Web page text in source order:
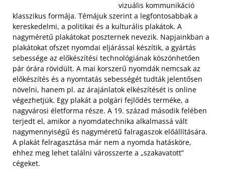
vizuális kommunikáció
klasszikus formája. Témájuk szerint a legfontosabbak a
kereskedelmi, a politikai és a kulturális plakátok. A
nagyméretű plakátokat poszternek nevezik. Napjainkban a
plakátokat ofszet nyomdai eljárással készítik, a gyártás
sebessége az előkészítési technológiának köszönhetően
pár órára rövidült. A mai korszerű nyomdák nemcsak az
előkészítés és a nyomtatás sebességét tudták jelentősen
növelni, hanem pl. az árajánlatok elkészítését is online
végezhetjük. Egy plakát a polgári fejlődés terméke, a
nagyvárosi életforma része. A 19. század második felében
terjedt el, amikor a nyomdatechnika alkalmassá vált
nagymennyiségű és nagyméretű falragaszok előállítására.
A plakát felragasztása már nem a nyomda hatásköre,
ehhez meg lehet találni városszerte a „szakavatott”
cégeket.